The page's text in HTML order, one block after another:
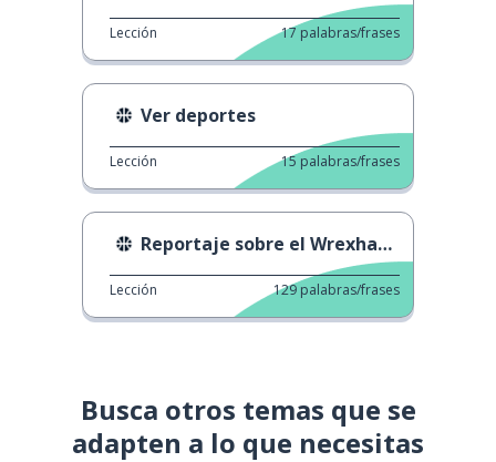
Lección 17 palabras/frases
Ver deportes
Lección 15 palabras/frases
Reportaje sobre el Wrexham AFC
Lección 129 palabras/frases
Busca otros temas que se
adapten a lo que necesitas